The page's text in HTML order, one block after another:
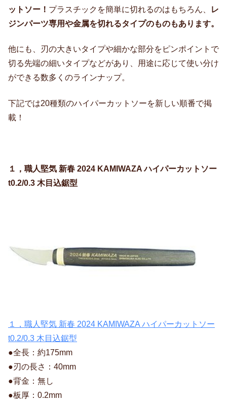
ットソー！ プラスチックを簡単に切れるのはもちろん、
レ
ジンパーツ専用や金属を切れるタイプのものもあります。
他にも、刃の大きいタイプや細かな部分をピンポイントで
切る先端の細いタイプなどがあり、用途に応じて使い分け
ができる数多くのラインナップ。
下記では20種類のハイパーカットソーを新しい順番で掲
載！
１，職人堅気 新春 2024 KAMIWAZA ハイパーカットソー
t0.2/0.3 木目込鋸型
１，職人堅気 新春 2024 KAMIWAZA ハイパーカットソー
t0.2/0.3 木目込鋸型
●全長：約175mm
●刃の長さ：40mm
●背金：無し
●板厚：0.2mm